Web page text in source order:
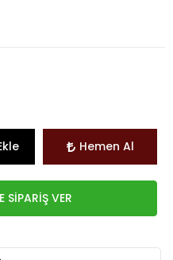
Hemen Al
SİPARİŞ VER